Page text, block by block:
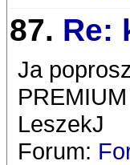
87. Re:
Ja
LeszekJ
Forum: